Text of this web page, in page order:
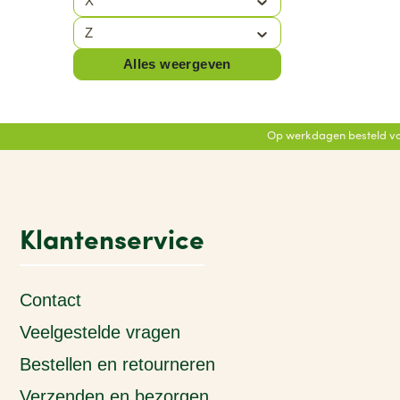
Z
Alles weergeven
Op werkdagen besteld
Klantenservice
Contact
Veelgestelde vragen
Bestellen en retourneren